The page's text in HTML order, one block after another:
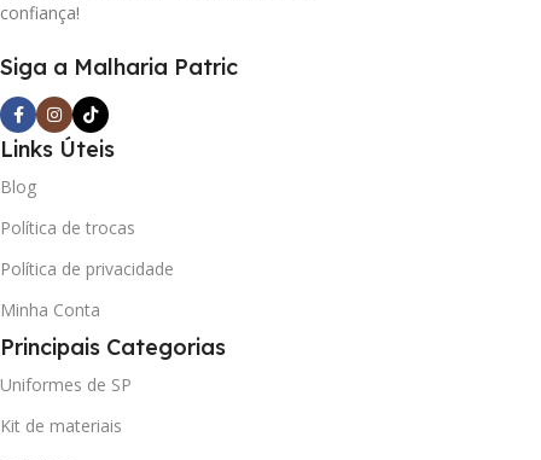
confiança!
Siga a Malharia Patric
Links Úteis
Blog
Política de trocas
Política de privacidade
Minha Conta
Principais Categorias
Uniformes de SP
Kit de materiais